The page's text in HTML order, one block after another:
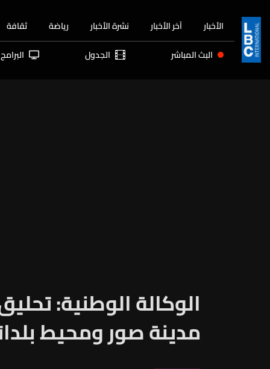
الأخبار آخر الأخبار نشرة الأخبار رياضة ثقافة
البث المباشر الجدول البرامج
الوكالة الوطنية:
مدينة صور ومحيط